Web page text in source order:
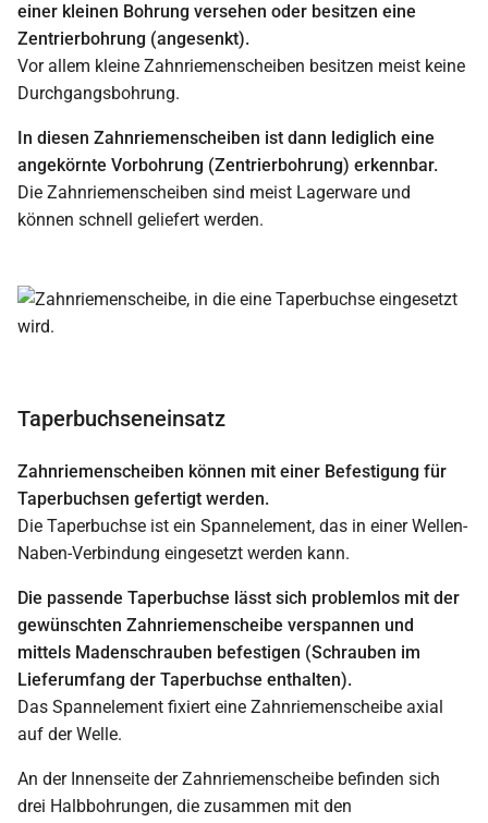
einer kleinen Bohrung versehen oder besitzen eine
Zentrierbohrung (angesenkt).
Vor allem kleine Zahnriemenscheiben besitzen meist keine
Durchgangsbohrung.
In diesen Zahnriemenscheiben ist dann lediglich eine
angekörnte Vorbohrung (Zentrierbohrung) erkennbar.
Die Zahnriemenscheiben sind meist Lagerware und
können schnell geliefert werden.
Taperbuchseneinsatz
Zahnriemenscheiben können mit einer Befestigung für
Taperbuchsen gefertigt werden.
Die Taperbuchse ist ein Spannelement, das in einer Wellen-
Naben-Verbindung eingesetzt werden kann.
Die passende Taperbuchse lässt sich problemlos mit der
gewünschten Zahnriemenscheibe verspannen und
mittels Madenschrauben befestigen (Schrauben im
Lieferumfang der Taperbuchse enthalten).
Das Spannelement fixiert eine Zahnriemenscheibe axial
auf der Welle.
An der Innenseite der Zahnriemenscheibe befinden sich
drei Halbbohrungen, die zusammen mit den